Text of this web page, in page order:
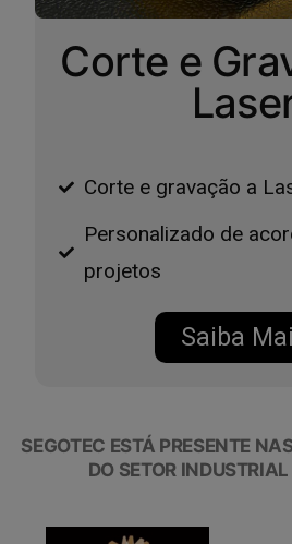
Corte e
Corte e gravação a
Personalizado de
projetos
Saiba
SEGOTEC ESTÁ PRESENTE
DO SETOR